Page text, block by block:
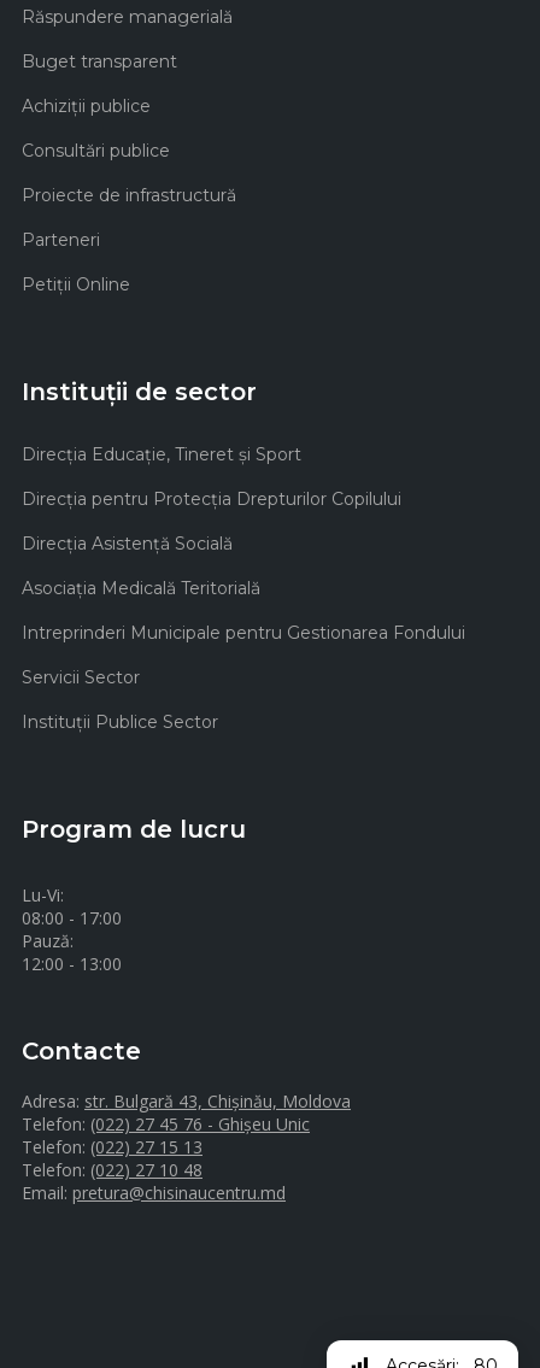
Răspundere managerială
Buget transparent
Achiziţii publice
Consultări publice
Proiecte de infrastructură
Parteneri
Petiții Online
Instituții de sector
Direcţia Educaţie, Tineret şi Sport
Direcţia pentru Protecţia Drepturilor Copilului
Direcţia Asistenţă Socială
Asociaţia Medicală Teritorială
Intreprinderi Municipale pentru Gestionarea Fondului
Servicii Sector
Instituţii Publice Sector
Program de lucru
Lu-Vi:
08:00 - 17:00
Pauză:
12:00 - 13:00
Contacte
Adresa: str. Bulgară 43, Chișinău, Moldova
Telefon: (022) 27 45 76 - Ghișeu Unic
Telefon: (022) 27 15 13
Telefon: (022) 27 10 48
Email: pretura@chisinaucentru.md